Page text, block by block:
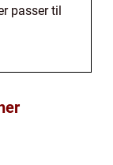
passer til